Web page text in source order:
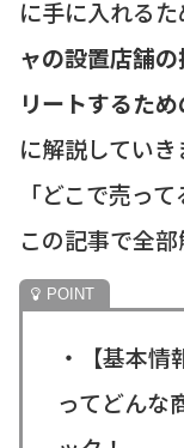
に手に入れるた
ャの設置店舗
リートするた
に解説していき
「どこで売っ
この記事で全
・【基本情
ってどんな